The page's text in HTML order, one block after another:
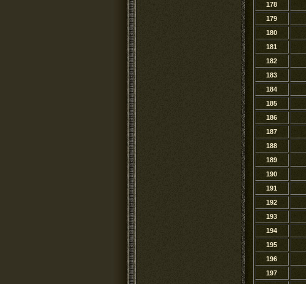
178
179
180
181
182
183
184
185
186
187
188
189
190
191
192
193
194
195
196
197